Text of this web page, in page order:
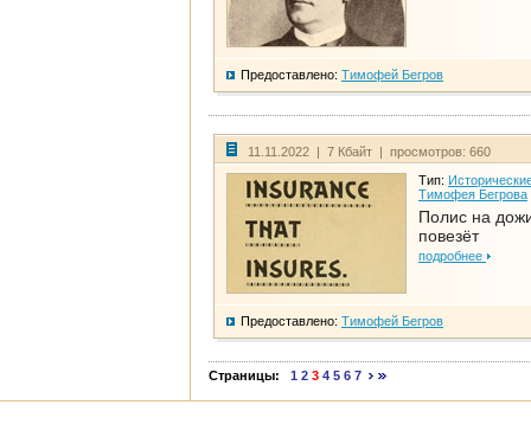
Предоставлено: Тимофей Бегров
11.11.2022 | 7 Кбайт | просмотров: 660
Тип:
Тимофея Бегрова
Полис на
повезёт
подробнее
Предоставлено: Тимофей Бегров
Страницы: 1 2 3 4 5 6 7